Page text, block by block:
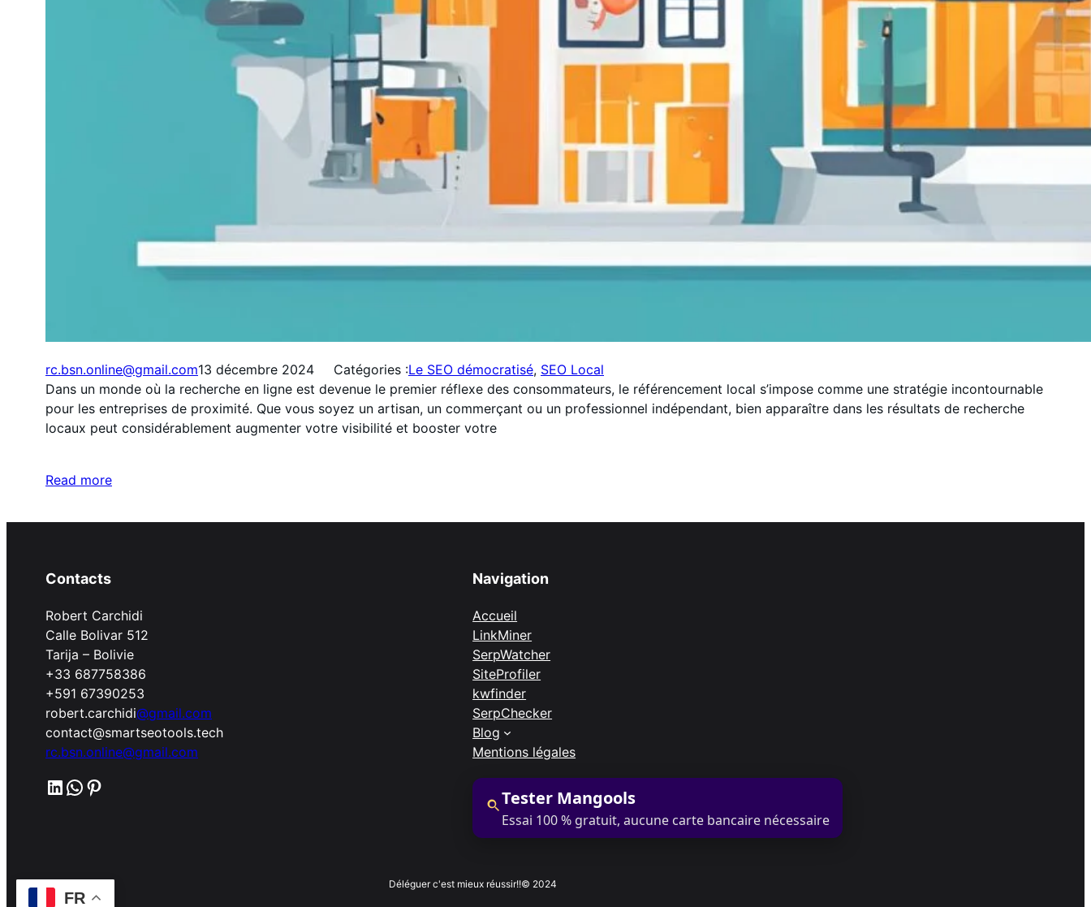
rc.bsn.online@gmail.com13 décembre 2024 Catégories :Le SEO démocratisé, SEO Local
Dans un monde où la recherche en ligne est devenue le premier réflexe des consommateurs, le référencement local s’impose comme une stratégie incontournable
pour les entreprises de proximité. Que vous soyez un artisan, un commerçant ou un professionnel indépendant, bien apparaître dans les résultats de recherche
locaux peut considérablement augmenter votre visibilité et booster votre
Read more
Contacts
Robert Carchidi
Calle Bolivar 512
Tarija – Bolivie
+33 687758386
+591 67390253
robert.carchidi@gmail.com
contact@smartseotools.tech
rc.bsn.online@gmail.com
LinkedIn WhatsApp Pinterest
Navigation
Accueil
LinkMiner
SerpWatcher
SiteProfiler
kwfinder
SerpChecker
Blog
Mentions légales
Tester Mangools
Essai 100 % gratuit, aucune carte bancaire nécessaire
Déléguer c'est mieux réussir!!© 2024
FR